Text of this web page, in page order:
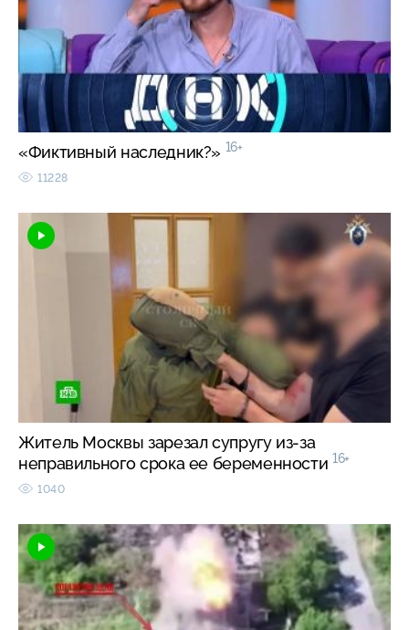
«Фиктивный наследник?» 16+
11228
Житель Москвы зарезал супругу из-за
неправильного срока ее беременности 16+
1040